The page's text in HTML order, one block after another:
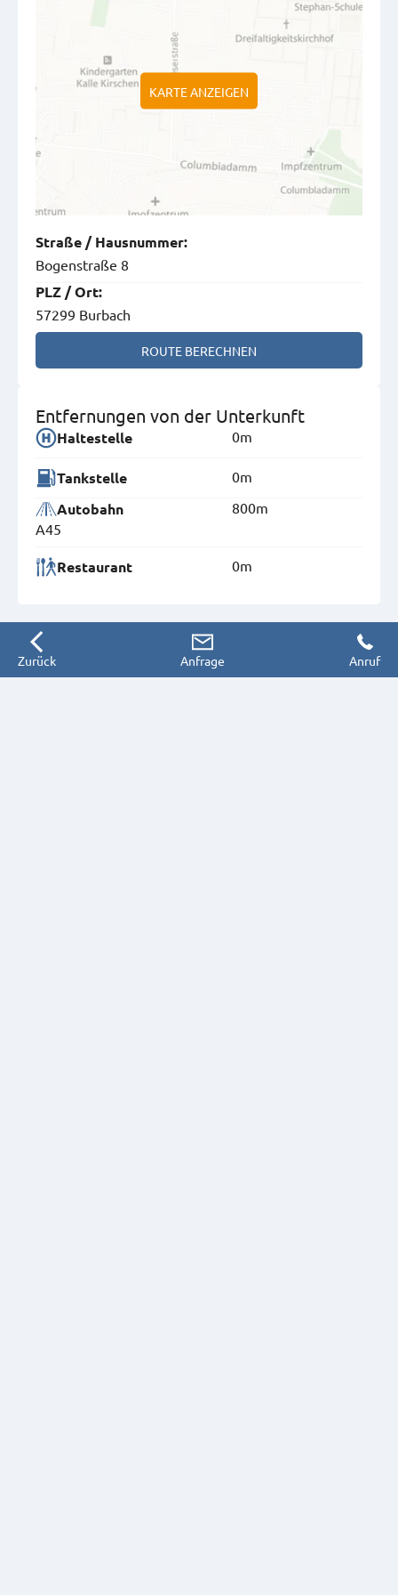
KARTE ANZEIGEN
Straße / Hausnummer:
Bogenstraße 8
PLZ /Ort:
57299 Burbach
ROUTE BERECHNEN
Entfernungen von der Unterkunft
Haltestelle 0m
Tankstelle 0m
Autobahn
A45
800m
Restaurant 0m
Zurück Anfrage Anruf